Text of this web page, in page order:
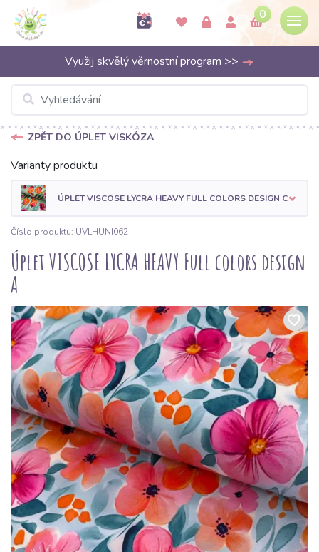
0
Využij skvělý věrnostní program >>
ZPĚT DO ÚPLET VISKÓZA
Varianty produktu
ÚPLET VISCOSE LYCRA HEAVY FULL COLORS DESIGN C
Číslo produktu: UVLHUNI062
Úplet VISCOSE LYCRA HEAVY Full colors design
A